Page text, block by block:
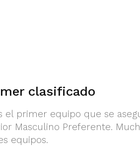
clasificado
el primer equipo que se
Masculino Preferente.
equipos.